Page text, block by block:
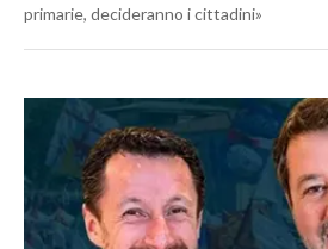
primarie, decideranno i cittadini»